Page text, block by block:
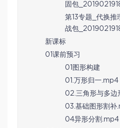
固包
第13专题_代换
战包
新课标
01课前预习
01图形构建
01.万形归一.mp4
02.三角形与多边
03.基础图形割补
04异形分割.mp4